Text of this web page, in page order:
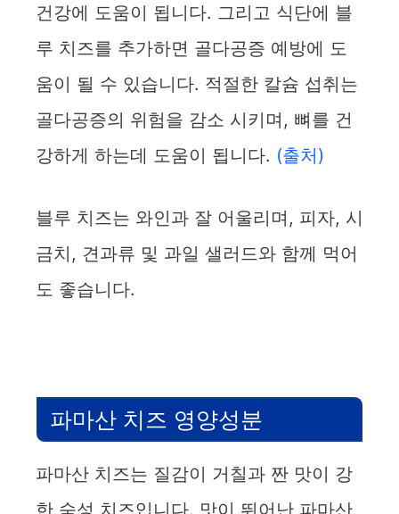
건강에 도움이 됩니다. 그리고 식단에 블
루 치즈를 추가하면 골다공증 예방에 도
움이 될 수 있습니다. 적절한 칼슘 섭취는
골다공증의 위험을 감소 시키며, 뼈를 건
강하게 하는데 도움이 됩니다. (출처)
블루 치즈는 와인과 잘 어울리며, 피자, 시
금치, 견과류 및 과일 샐러드와 함께 먹어
도 좋습니다.
파마산 치즈 영양성분
파마산 치즈는 질감이 거칠과 짠 맛이 강
한 숙성 치즈입니다. 맛이 뛰어난 파마산